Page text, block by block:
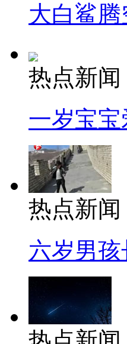
大白鲨
热点新闻
一岁宝
热点新闻
六岁男